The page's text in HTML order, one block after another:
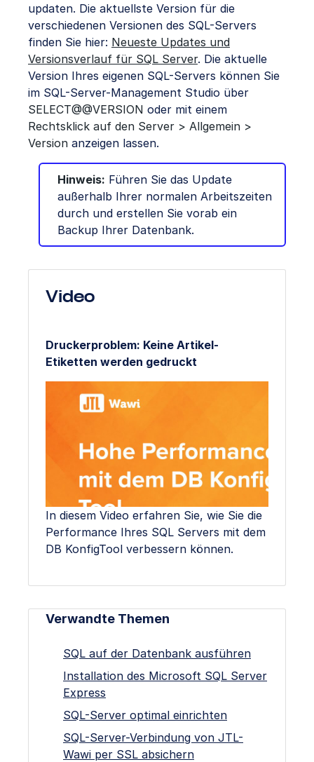
updaten. Die aktuellste Version für die
verschiedenen Versionen des SQL-Servers
finden Sie hier: Neueste Updates und
Versionsverlauf für SQL Server. Die aktuelle
Version Ihres eigenen SQL-Servers können Sie
im SQL-Server-Management Studio über
SELECT@@VERSION oder mit einem
Rechtsklick auf den Server > Allgemein >
Version anzeigen lassen.
Hinweis: Führen Sie das Update
außerhalb Ihrer normalen Arbeitszeiten
durch und erstellen Sie vorab ein
Backup Ihrer Datenbank.
Video
Druckerproblem: Keine Artikel-
Etiketten werden gedruckt
In diesem Video erfahren Sie, wie Sie die
Performance Ihres SQL Servers mit dem
DB KonfigTool verbessern können.
Verwandte Themen
SQL auf der Datenbank ausführen
Installation des Microsoft SQL Server
Express
SQL-Server optimal einrichten
SQL-Server-Verbindung von JTL-
Wawi per SSL absichern